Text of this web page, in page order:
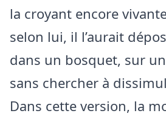
la croyant encore
selon lui, il l’aurait
dans un bosquet, sur
sans chercher à
Dans cette version, la